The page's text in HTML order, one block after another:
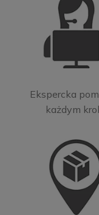
Ekspercka
każdym